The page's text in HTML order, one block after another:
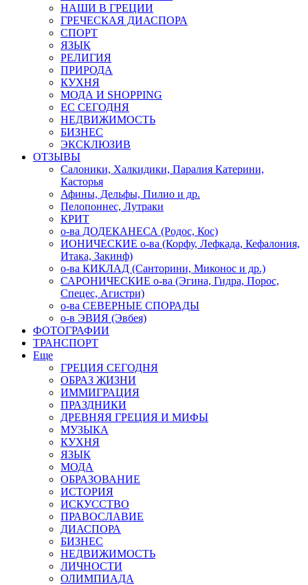
НАШИ В ГРЕЦИИ
ГРЕЧЕСКАЯ ДИАСПОРА
СПОРТ
ЯЗЫК
РЕЛИГИЯ
ПРИРОДА
КУХНЯ
МОДА И SHOPPING
ЕС СЕГОДНЯ
НЕДВИЖИМОСТЬ
БИЗНЕС
ЭКСКЛЮЗИВ
ОТЗЫВЫ
Салоники, Халкидики, Паралия Катерини,
Касторья
Афины, Дельфы, Пилио и др.
Пелопоннес, Лутраки
КРИТ
о-ва ДОДЕКАНЕСА (Родос, Кос)
ИОНИЧЕСКИЕ о-ва (Корфу, Лефкада, Кефалония,
Итака, Закинф)
о-ва КИКЛАД (Санторини, Миконос и др.)
САРОНИЧЕСКИЕ о-ва (Эгина, Гидра, Порос,
Спецес, Агистри)
о-ва СЕВЕРНЫЕ СПОРАДЫ
о-в ЭВИЯ (Эвбея)
ФОТОГРАФИИ
ТРАНСПОРТ
Еще
ГРЕЦИЯ СЕГОДНЯ
ОБРАЗ ЖИЗНИ
ИММИГРАЦИЯ
ПРАЗДНИКИ
ДРЕВНЯЯ ГРЕЦИЯ И МИФЫ
МУЗЫКА
КУХНЯ
ЯЗЫК
МОДА
ОБРАЗОВАНИЕ
ИСТОРИЯ
ИСКУССТВО
ПРАВОСЛАВИЕ
ДИАСПОРА
БИЗНЕС
НЕДВИЖИМОСТЬ
ЛИЧНОСТИ
ОЛИМПИАДА